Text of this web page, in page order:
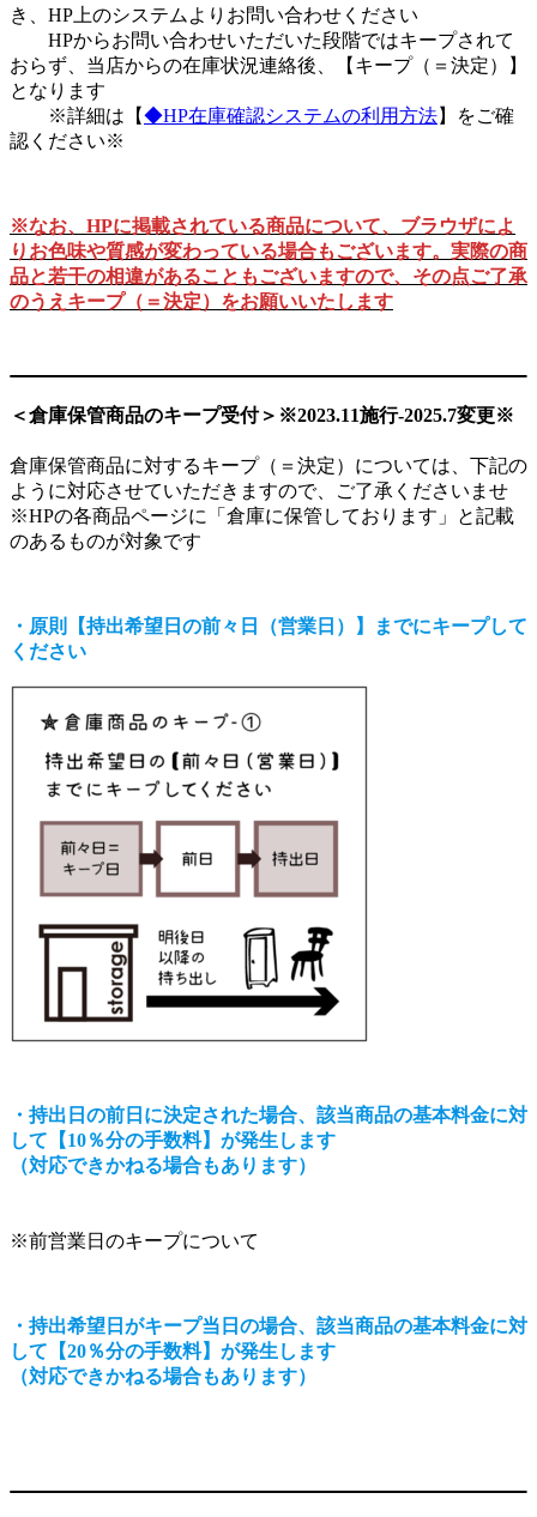
き、HP上のシステムよりお問い合わせください
HPからお問い合わせいただいた段階ではキープされて
おらず、当店からの在庫状況連絡後、【キープ（＝決定）】
となります
※詳細は【◆HP在庫確認システムの利用方法】をご確
認ください※
※なお、HPに掲載されている商品について、ブラウザによ
りお色味や質感が変わっている場合もございます。実際の商
品と若干の相違があることもございますので、その点ご了承
のうえキープ（＝決定）をお願いいたします
＜倉庫保管商品のキープ受付＞※2023.11施行-2025.7変更※
倉庫保管商品に対するキープ（＝決定）については、下記の
ように対応させていただきますので、ご了承くださいませ
※HPの各商品ページに「倉庫に保管しております」と記載
のあるものが対象です
・原則【持出希望日の前々日（営業日）】までにキープして
ください
・持出日の前日に決定された場合、該当商品の基本料金に対
して【10％分の手数料】が発生します
（対応できかねる場合もあります）
※前営業日のキープについて
・持出希望日がキープ当日の場合、該当商品の基本料金に対
して【20％分の手数料】が発生します
（対応できかねる場合もあります）